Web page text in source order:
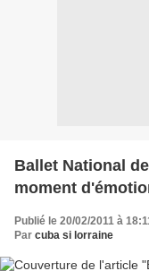
Ballet National
moment
Publié le 20/02/2011 à
Par cuba si lorraine